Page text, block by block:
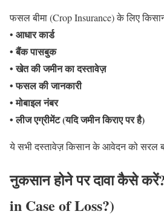
फसल बीमा (Crop Insurance) के लिए
• आधार कार्ड
• बैंक पासबुक
• खेत की जमीन का दस्तावेज़
• फसल की जानकारी
• मोबाइल नंबर
• लीज एग्रीमेंट (यदि जमीन किराए पर है)
ये सभी दस्तावेज़ किसान के आवेदन को सरल
नुकसान होने पर दावा कैसे
in Case of Loss?)